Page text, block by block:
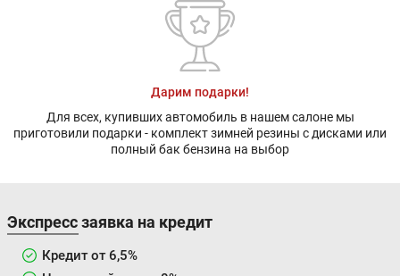
Дарим подарки!
Для всех, купивших автомобиль в нашем салоне мы
приготовили подарки - комплект зимней резины с дисками или
полный бак бензина на выбор
Экспресс заявка на кредит
Кредит от 6,5%